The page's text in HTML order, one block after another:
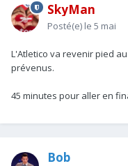
SkyMan
Posté(e) le 5 mai
L'Atletico va revenir pied
prévenus.
45 minutes pour aller en
Bob